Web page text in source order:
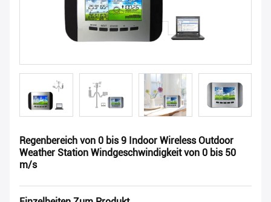
Regenbereich von 0 bis 9 Indoor Wireless Outdoor
Weather Station Windgeschwindigkeit von 0 bis 50
m/s